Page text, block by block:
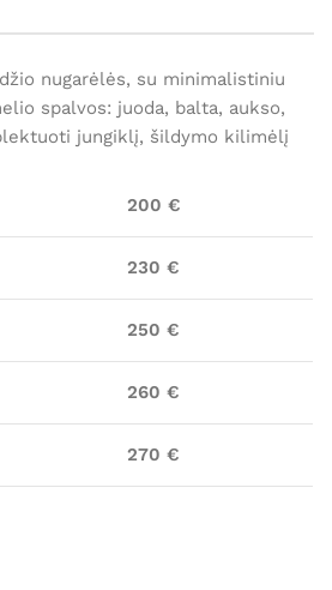
nugarėlės, su minimalistiniu
spalvos: juoda, balta, aukso,
jungiklį, šildymo kilimėlį
200 €
230 €
250 €
260 €
270 €